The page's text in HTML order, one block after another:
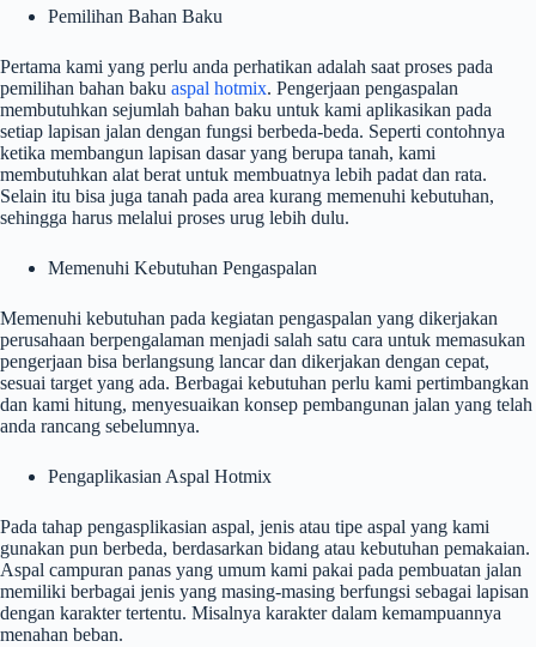
Pemilihan Bahan Baku
Pertama kami yang perlu anda perhatikan adalah saat proses pada
pemilihan bahan baku aspal hotmix. Pengerjaan pengaspalan
membutuhkan sejumlah bahan baku untuk kami aplikasikan pada
setiap lapisan jalan dengan fungsi berbeda-beda. Seperti contohnya
ketika membangun lapisan dasar yang berupa tanah, kami
membutuhkan alat berat untuk membuatnya lebih padat dan rata.
Selain itu bisa juga tanah pada area kurang memenuhi kebutuhan,
sehingga harus melalui proses urug lebih dulu.
Memenuhi Kebutuhan Pengaspalan
Memenuhi kebutuhan pada kegiatan pengaspalan yang dikerjakan
perusahaan berpengalaman menjadi salah satu cara untuk memasukan
pengerjaan bisa berlangsung lancar dan dikerjakan dengan cepat,
sesuai target yang ada. Berbagai kebutuhan perlu kami pertimbangkan
dan kami hitung, menyesuaikan konsep pembangunan jalan yang telah
anda rancang sebelumnya.
Pengaplikasian Aspal Hotmix
Pada tahap pengasplikasian aspal, jenis atau tipe aspal yang kami
gunakan pun berbeda, berdasarkan bidang atau kebutuhan pemakaian.
Aspal campuran panas yang umum kami pakai pada pembuatan jalan
memiliki berbagai jenis yang masing-masing berfungsi sebagai lapisan
dengan karakter tertentu. Misalnya karakter dalam kemampuannya
menahan beban.